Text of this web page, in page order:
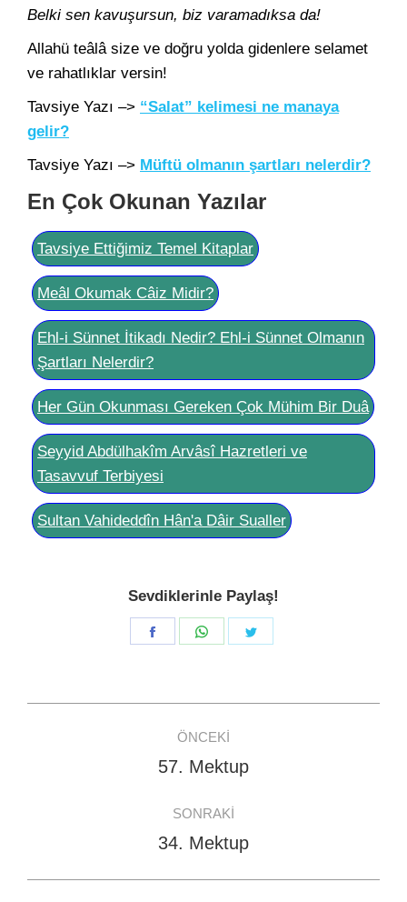
Belki sen kavuşursun, biz varamadıksa da!
Allahü teâlâ size ve doğru yolda gidenlere selamet
ve rahatlıklar versin!
Tavsiye Yazı –> “Salat” kelimesi ne manaya
gelir?
Tavsiye Yazı –> Müftü olmanın şartları nelerdir?
En Çok Okunan Yazılar
Tavsiye Ettiğimiz Temel Kitaplar
Meâl Okumak Câiz Midir?
Ehl-i Sünnet İtikadı Nedir? Ehl-i Sünnet Olmanın
Şartları Nelerdir?
Her Gün Okunması Gereken Çok Mühim Bir Duâ
Seyyid Abdülhakîm Arvâsî Hazretleri ve
Tasavvuf Terbiyesi
Sultan Vahideddîn Hân'a Dâir Sualler
Sevdiklerinle Paylaş!
Share
Share
navigation
ÖNCEKI
Previous
57. Mektup
SONRAKI
Next
34. Mektup